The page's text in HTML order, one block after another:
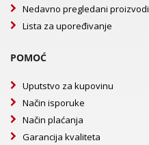
Nedavno pregledani proizvodi
Lista za upoređivanje
POMOĆ
Uputstvo za kupovinu
Način isporuke
Način plaćanja
Garancija kvaliteta